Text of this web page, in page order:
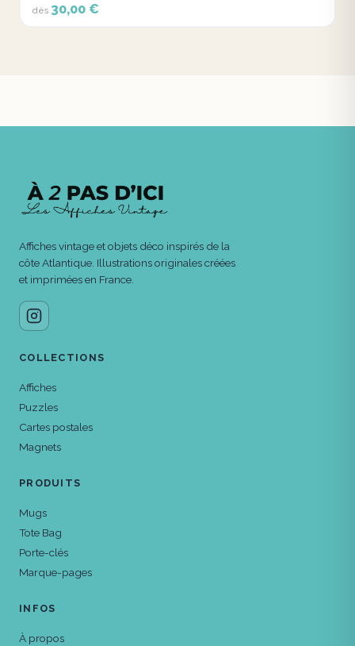
dès 30,00 €
Affiches vintage et objets déco inspirés de la
côte Atlantique. Illustrations originales créées
et imprimées en France.
COLLECTIONS
Affiches
Puzzles
Cartes postales
Magnets
PRODUITS
Mugs
Tote Bag
Porte-clés
Marque-pages
INFOS
À propos